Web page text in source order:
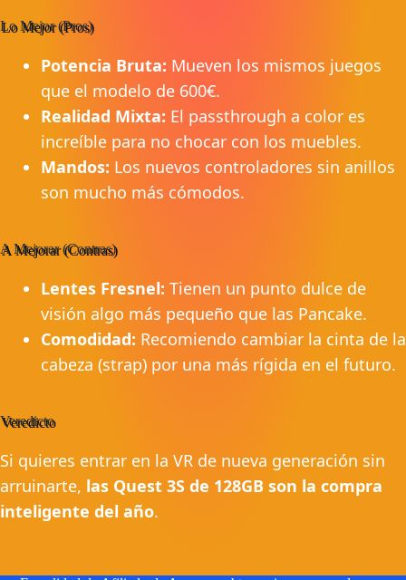
Lo Mejor (Pros)
Potencia Bruta: Mueven los mismos juegos
que el modelo de 600€.
Realidad Mixta: El passthrough a color es
increíble para no chocar con los muebles.
Mandos: Los nuevos controladores sin anillos
son mucho más cómodos.
A Mejorar (Contras)
Lentes Fresnel: Tienen un punto dulce de
visión algo más pequeño que las Pancake.
Comodidad: Recomiendo cambiar la cinta de la
cabeza (strap) por una más rígida en el futuro.
Veredicto
Si quieres entrar en la VR de nueva generación sin
arruinarte, las Quest 3S de 128GB son la compra
inteligente del año.